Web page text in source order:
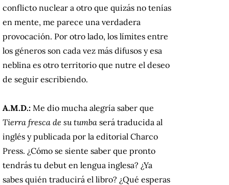
conflicto nuclear a otro que quizás no tenías
en mente, me parece una verdadera
provocación. Por otro lado, los límites entre
los géneros son cada vez más difusos y esa
neblina es otro territorio que nutre el deseo
de seguir escribiendo.
A.M.D.: Me dio mucha alegría saber que
Tierra fresca de su tumba será traducida al
inglés y publicada por la editorial Charco
Press. ¿Cómo se siente saber que pronto
tendrás tu debut en lengua inglesa? ¿Ya
sabes quién traducirá el libro? ¿Qué esperas